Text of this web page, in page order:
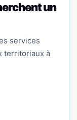
un
services
territoriaux à